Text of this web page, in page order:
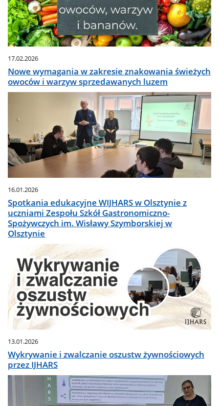
17.02.2026
Nowe wymagania w zakresie znakowania świeżych
owoców i warzyw sprzedawanych luzem
16.01.2026
Spotkania edukacyjne WIJHARS w Olsztynie z
uczniami Zespołu Szkół Gastronomiczno-
Spożywczych im. Wisławy Szymborskiej w
Olsztynie
13.01.2026
Wykrywanie i zwalczanie oszustw żywnościowych
przez IJHARS